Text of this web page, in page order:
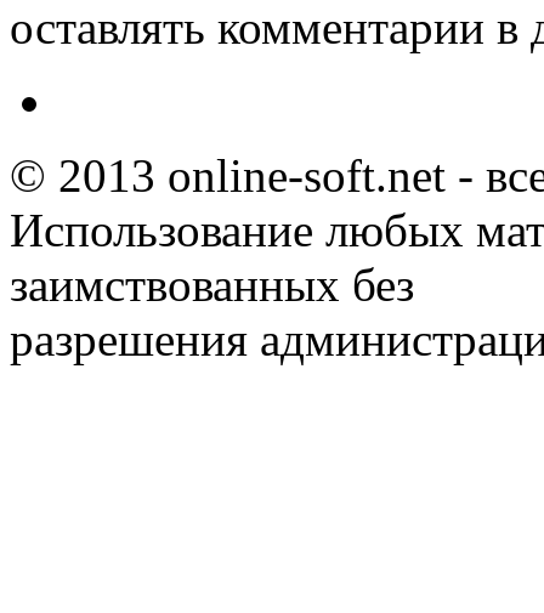
оставлять комментарии в
© 2013 online-soft.net -
Использование любых
заимствованных без
разрешения